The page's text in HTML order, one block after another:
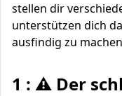
stellen dir
unterstützen dich
ausfindig zu
1 : ⚠️ Der